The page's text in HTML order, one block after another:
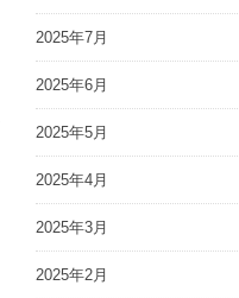
2025年7月
2025年6月
2025年5月
2025年4月
2025年3月
2025年2月